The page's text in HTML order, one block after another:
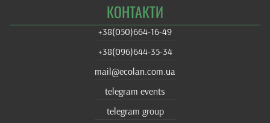
КОНТАКТИ
+38(‎050)664-16-49
+38‎(096)644-35-34
mail@ecolan.com.ua
telegram events
telegram group